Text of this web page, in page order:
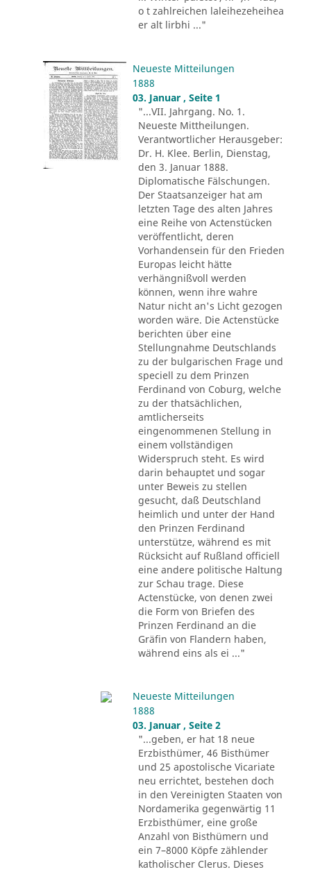
o t zahlreichen laleihezeheihea
er alt lirbhi ..."
Neueste Mitteilungen
1888
03. Januar , Seite 1
"...VII. Jahrgang. No. 1.
Neueste Mittheilungen.
Verantwortlicher Herausgeber:
Dr. H. Klee. Berlin, Dienstag,
den 3. Januar 1888.
Diplomatische Fälschungen.
Der Staatsanzeiger hat am
letzten Tage des alten Jahres
eine Reihe von Actenstücken
veröffentlicht, deren
Vorhandensein für den Frieden
Europas leicht hätte
verhängnißvoll werden
können, wenn ihre wahre
Natur nicht an's Licht gezogen
worden wäre. Die Actenstücke
berichten über eine
Stellungnahme Deutschlands
zu der bulgarischen Frage und
speciell zu dem Prinzen
Ferdinand von Coburg, welche
zu der thatsächlichen,
amtlicherseits
eingenommenen Stellung in
einem vollständigen
Widerspruch steht. Es wird
darin behauptet und sogar
unter Beweis zu stellen
gesucht, daß Deutschland
heimlich und unter der Hand
den Prinzen Ferdinand
unterstütze, während es mit
Rücksicht auf Rußland officiell
eine andere politische Haltung
zur Schau trage. Diese
Actenstücke, von denen zwei
die Form von Briefen des
Prinzen Ferdinand an die
Gräfin von Flandern haben,
während eins als ei ..."
Neueste Mitteilungen
1888
03. Januar , Seite 2
"...geben, er hat 18 neue
Erzbisthümer, 46 Bisthümer
und 25 apostolische Vicariate
neu errichtet, bestehen doch
in den Vereinigten Staaten von
Nordamerika gegenwärtig 11
Erzbisthümer, eine große
Anzahl von Bisthümern und
ein 7–8000 Köpfe zählender
katholischer Clerus. Dieses